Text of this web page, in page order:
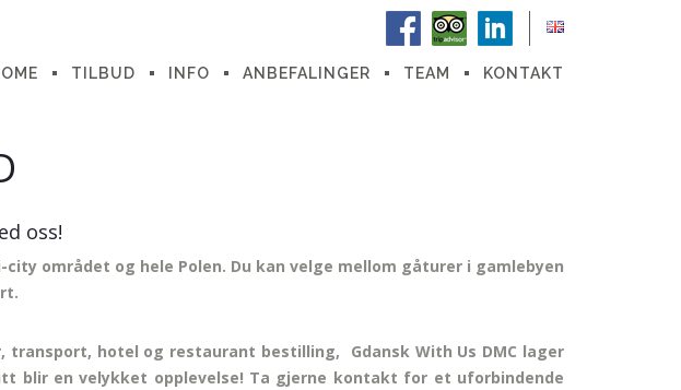
TILBUD INFO ANBEFALINGER TEAM KONTAKT
oss!
området og hele Polen. Du kan velge mellom gåturer i gamlebyen
hotel og restaurant bestilling, Gdansk With Us DMC lager
blir en velykket opplevelse! Ta gjerne kontakt for et uforbindende